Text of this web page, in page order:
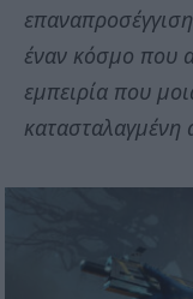
έναν κόσμο που
εμπειρία που
κατασταλαγμένη